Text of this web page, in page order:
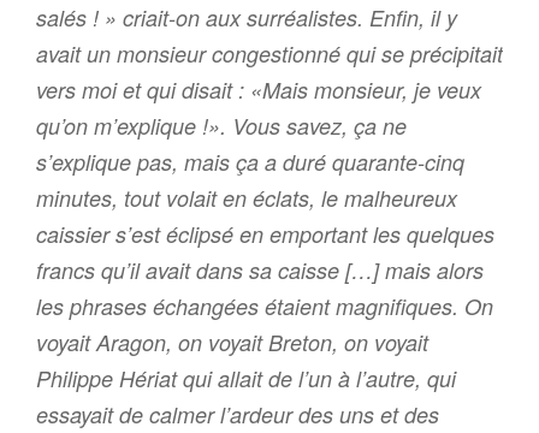
salés ! » criait-on aux surréalistes. Enfin, il y
avait un monsieur congestionné qui se précipitait
vers moi et qui disait : «Mais monsieur, je veux
qu’on m’explique !». Vous savez, ça ne
s’explique pas, mais ça a duré quarante-cinq
minutes, tout volait en éclats, le malheureux
caissier s’est éclipsé en emportant les quelques
francs qu’il avait dans sa caisse […] mais alors
les phrases échangées étaient magnifiques. On
voyait Aragon, on voyait Breton, on voyait
Philippe Hériat qui allait de l’un à l’autre, qui
essayait de calmer l’ardeur des uns et des